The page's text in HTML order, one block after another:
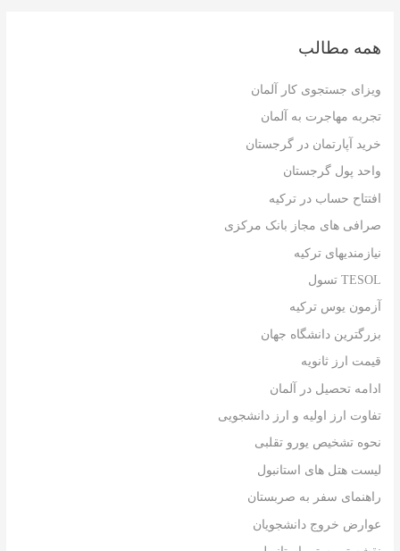
همه مطالب
ویزای جستجوی کار آلمان
تجربه مهاجرت به آلمان
خرید آپارتمان در گرجستان
واحد پول گرجستان
افتتاح حساب در ترکیه
صرافی های مجاز بانک مرکزی
نیازمندیهای ترکیه
TESOL تسول
آزمون یوس ترکیه
بزرگترین دانشگاه جهان
قیمت ارز ثانویه
ادامه تحصیل در آلمان
تفاوت ارز اولیه و ارز دانشجویی
نحوه تشخیص یورو تقلبی
لیست هتل های استانبول
راهنمای سفر به صربستان
عوارض خروج دانشجویان